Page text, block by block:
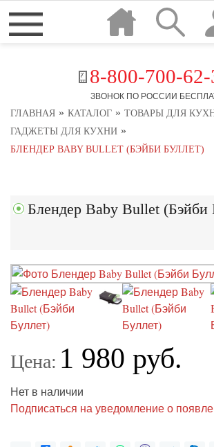
8-800-700-62-
ЗВОНОК ПО РОССИИ
ГЛАВНАЯ » КАТАЛОГ » ТОВАРЫ ДЛЯ
ГАДЖЕТЫ ДЛЯ КУХНИ »
БЛЕНДЕР BABY BULLET (БЭЙБИ БУЛЛЕТ)
Блендер Baby Bullet (Бэйби
Цена: 1 980 руб.
Нет в наличии
Подписаться на уведомление о